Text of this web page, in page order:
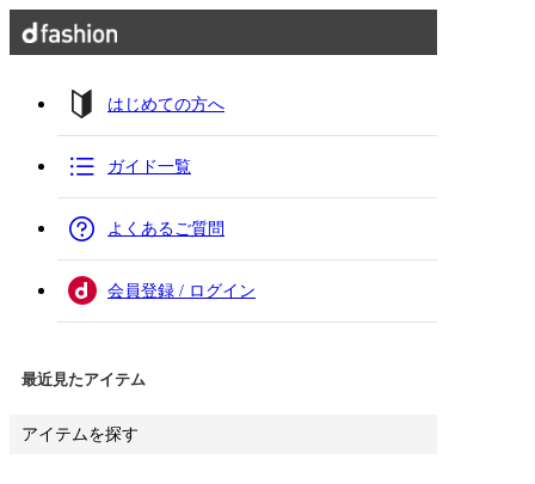
はじめての方へ
ガイド一覧
よくあるご質問
会員登録 / ログイン
最近見たアイテム
アイテムを探す